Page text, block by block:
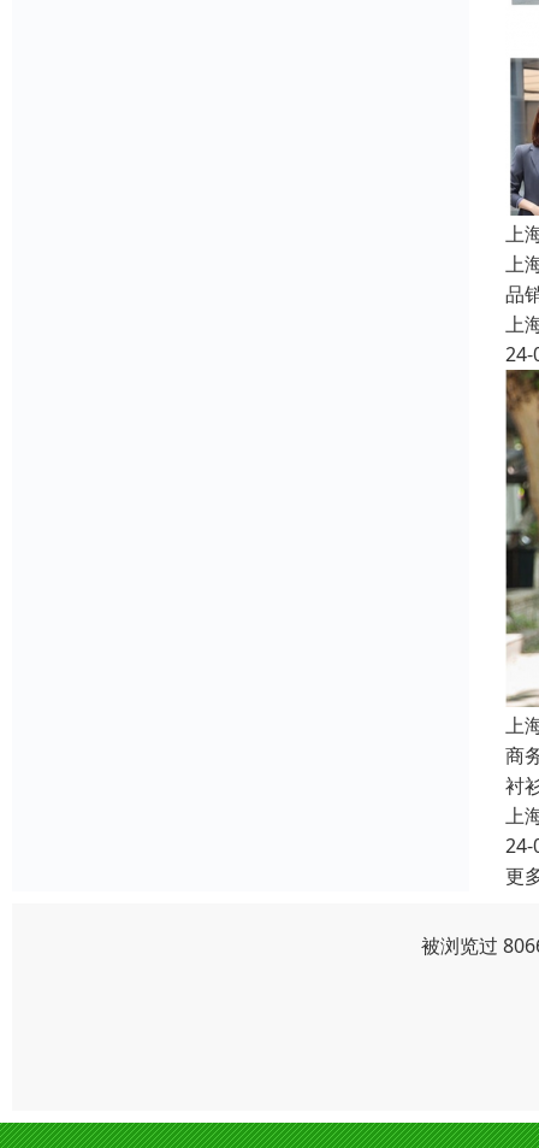
上
上
品
上
24-
上
商
衬
上
24-
更
被浏览过